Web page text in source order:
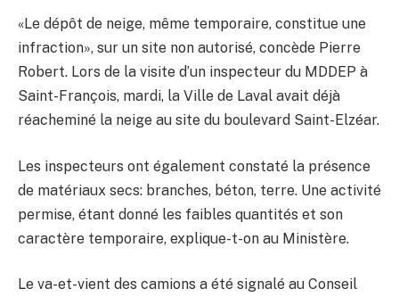
«Le dépôt de neige, même temporaire, constitue une
infraction», sur un site non autorisé, concède Pierre
Robert. Lors de la visite d’un inspecteur du MDDEP à
Saint-François, mardi, la Ville de Laval avait déjà
réacheminé la neige au site du boulevard Saint-Elzéar.
Les inspecteurs ont également constaté la présence
de matériaux secs: branches, béton, terre. Une activité
permise, étant donné les faibles quantités et son
caractère temporaire, explique-t-on au Ministère.
Le va-et-vient des camions a été signalé au Conseil